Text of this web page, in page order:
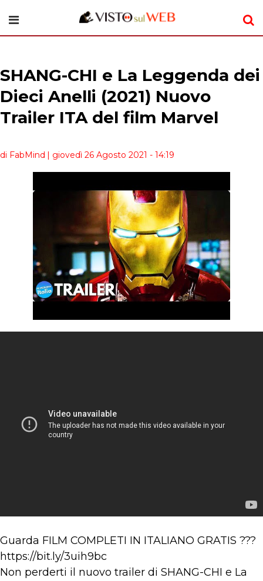
SHANG-CHI e La Leggenda dei
Dieci Anelli (2021) Nuovo
Trailer ITA del film Marvel
di FabMind | giovedì 26 Agosto 2021 - 14:19
Guarda FILM COMPLETI IN ITALIANO GRATIS ???
https://bit.ly/3uih9bc
Non perderti il nuovo trailer di SHANG-CHI e La